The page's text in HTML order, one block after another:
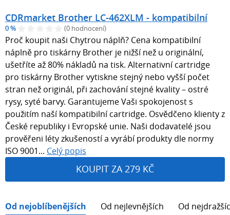
CDRmarket Brother LC-462XLM - kompatibilní
0 % (0 hodnocení)
Proč koupit naši Chytrou náplň? Cena kompatibilní
náplně pro tiskárny Brother je nižší než u originální,
ušetříte až 80% nákladů na tisk. Alternativní cartridge
pro tiskárny Brother vytiskne stejný nebo vyšší počet
stran než originál, při zachování stejné kvality – ostré
rysy, syté barvy. Garantujeme Vaši spokojenost s
použitím naší kompatibilní cartridge. Osvědčeno klienty z
České republiky i Evropské unie. Naši dodavatelé jsou
prověřeni léty zkušeností a vyrábí produkty dle normy
ISO 9001... Celý popis
KOUPIT ZA 279 KČ
Od nejoblíbenějších Od nejlevnějších Od